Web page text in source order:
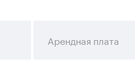
Арендная плата